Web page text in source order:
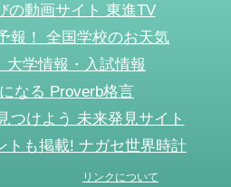
の動画サイト 東進TV
報！ 全国学校のお天気
大学情報・入試情報
なる Proverb格言
つけよう 未来発見サイト
トも掲載! ナガセ世界時計
リンクについて